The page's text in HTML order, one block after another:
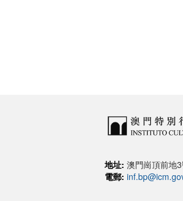
地址: 澳門崗頂前地
電郵: